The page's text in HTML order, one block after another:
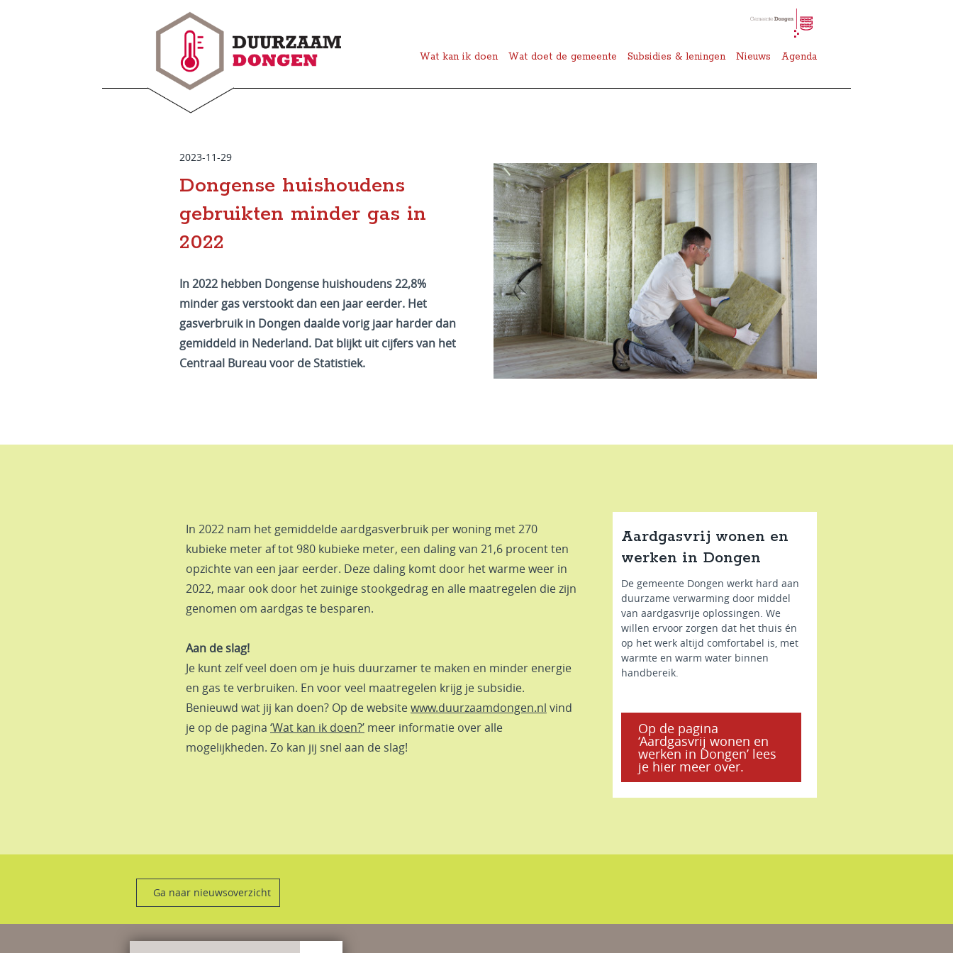
Wat kan ik doen Wat doet de gemeente Subsidies & leningen Nieuws Agenda
2023-11-29
Dongense huishoudens
gebruikten minder gas in
2022
In 2022 hebben Dongense huishoudens 22,8%
minder gas verstookt dan een jaar eerder. Het
gasverbruik in Dongen daalde vorig jaar harder dan
gemiddeld in Nederland. Dat blijkt uit cijfers van het
Centraal Bureau voor de Statistiek.
In 2022 nam het gemiddelde aardgasverbruik per woning met 270
kubieke meter af tot 980 kubieke meter, een daling van 21,6 procent ten
opzichte van een jaar eerder. Deze daling komt door het warme weer in
2022, maar ook door het zuinige stookgedrag en alle maatregelen die zijn
genomen om aardgas te besparen.
Aan de slag!
Je kunt zelf veel doen om je huis duurzamer te maken en minder energie
en gas te verbruiken. En voor veel maatregelen krijg je subsidie.
Benieuwd wat jij kan doen? Op de websitewww.duurzaamdongen.nl vind
je op de pagina ‘Wat kan ik doen?’ meer informatie over alle
mogelijkheden. Zo kan jij snel aan de slag!
Aardgasvrij wonen en
werken in Dongen
De gemeente Dongen werkt hard aan
duurzame verwarming door middel
van aardgasvrije oplossingen. We
willen ervoor zorgen dat het thuis én
op het werk altijd comfortabel is, met
warmte en warm water binnen
handbereik.
Op de pagina
‘Aardgasvrij wonen en
werken in Dongen’ lees
je hier meer over.
Ga naar nieuwsoverzicht